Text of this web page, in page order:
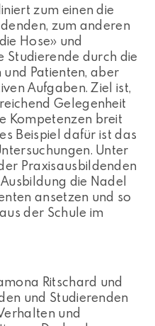
zum einen die
zum anderen
Hose» und
Studierende durch die
Patienten, aber
Aufgaben. Ziel ist,
Gelegenheit
Kompetenzen breit
Beispiel dafür ist das
Unter
Praxisausbildenden
die Nadel
ansetzen und so
der Schule im
Ritschard und
und Studierenden
und